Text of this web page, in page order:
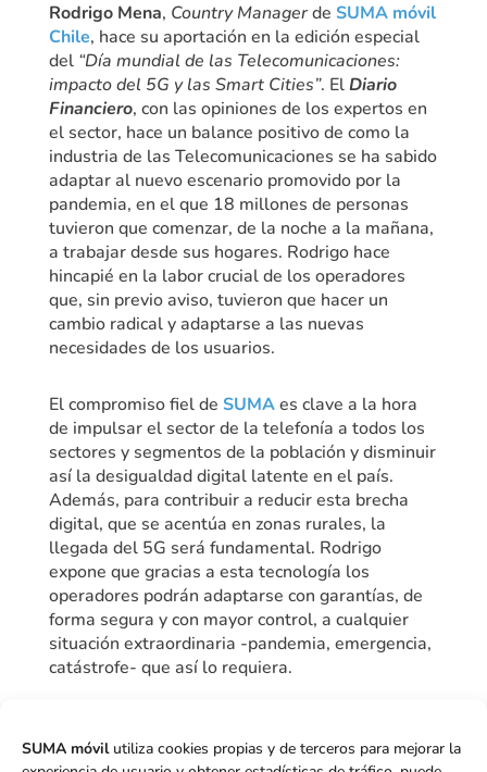
SUMA móvilutiliza cookies propias y de terceros para mejorar la
Rodrigo Mena, Country Managerde SUMA móvil
Chile, hace su aportación en la edición especial
del “Día mundial de las Telecomunicaciones:
impacto del 5G y las Smart Cities”. ElDiario
Financiero, con las opiniones de los expertos en
el sector, hace un balance positivo de como la
industria de las Telecomunicaciones se ha sabido
adaptar al nuevo escenario promovido por la
pandemia, en el que 18 millones de personas
tuvieron que comenzar, de la noche a la mañana,
a trabajar desde sus hogares. Rodrigo hace
hincapié en la labor crucial de los operadores
que, sin previo aviso, tuvieron que hacer un
cambio radical y adaptarse a las nuevas
necesidades de los usuarios.
El compromiso fiel de SUMAes clave a la hora
de impulsar el sector de la telefonía a todos los
sectores y segmentos de la población y disminuir
así la desigualdad digital latente en el país.
Además, para contribuir a reducir esta brecha
digital, que se acentúa en zonas rurales, la
llegada del 5G será fundamental. Rodrigo
expone que gracias a esta tecnología los
operadores podrán adaptarse con garantías, de
forma segura y con mayor control, a cualquier
situación extraordinaria -pandemia, emergencia,
catástrofe- que así lo requiera.
Ver publicación "Diario